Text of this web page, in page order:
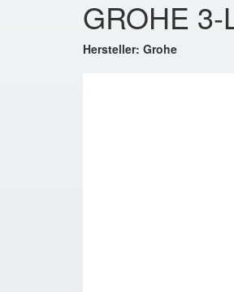
GROHE
Hersteller: Grohe